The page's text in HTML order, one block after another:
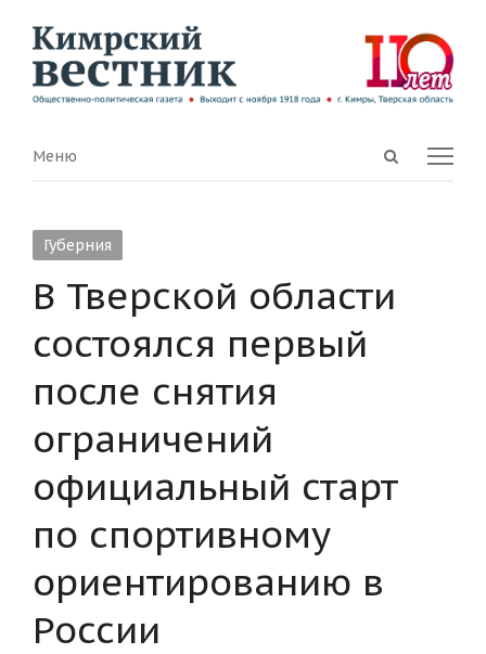
Open
Menu
Меню
Губерния
В Тверской области
состоялся первый
после снятия
ограничений
официальный старт
по спортивному
ориентированию в
России